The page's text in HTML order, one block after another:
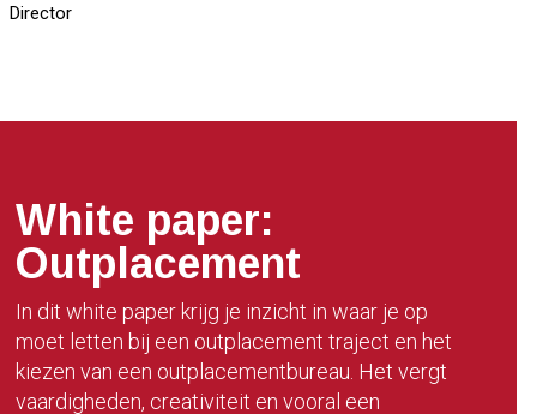
Director
White paper:
Outplacement
In dit white paper krijg je inzicht in waar je op
moet letten bij een outplacement traject en het
kiezen van een outplacementbureau. Het vergt
vaardigheden, creativiteit en vooral een